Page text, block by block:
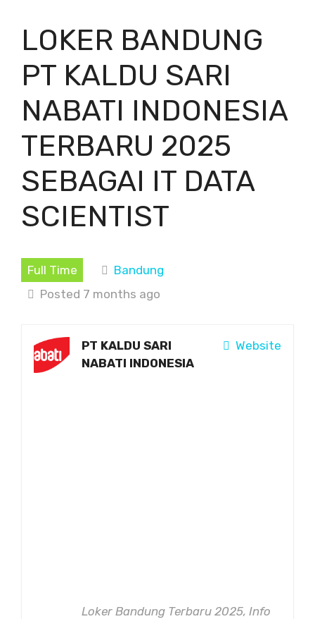
LOKER BANDUNG
PT KALDU SARI
NABATI INDONESIA
TERBARU 2025
SEBAGAI IT DATA
SCIENTIST
Full Time
Bandung
Posted 7 months ago
Website
PT KALDU SARI
NABATI INDONESIA
Loker Bandung Terbaru 2025, Info